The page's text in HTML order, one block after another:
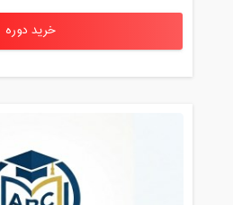
خرید دوره